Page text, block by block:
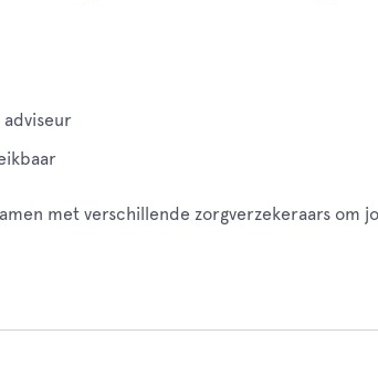
adviseur
met verschillende zorgverzekeraars om